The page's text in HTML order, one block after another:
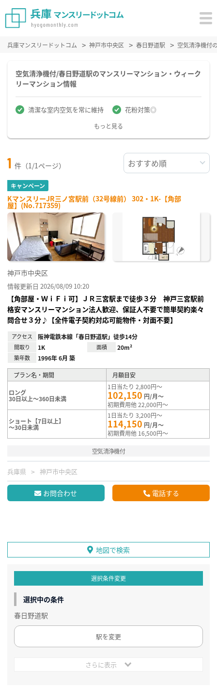
兵庫マンスリードットコム 神戸市中央区 春日野道駅 空気清浄機付
空気清浄機付/春日野道駅のマンスリーマンション・ウィーク
リーマンション情報
清潔な室内空気を常に維持 花粉対策◎
もっと見る
1 件（1/1ページ）
キャンペーン
KマンスリーJR三ノ宮駅前（32号線前） 302・1K-【角部
屋】(No.717359)
神戸市中央区
情報更新日 2026/08/09 10:20
【角部屋・ＷｉＦｉ可】ＪＲ三宮駅まで徒歩３分 神戸三宮駅前
格安マンスリーマンション法人歓迎、保証人不要で簡単契約楽々
問合せ３分♪【全件電子契約対応可能物件・対面不要】
アクセス 阪神電鉄本線「春日野道駅」徒歩14分
間取り 1K 面積 20m²
築年数 1996年 6月 築
プラン名・期間 月額目安
ロング
30日以上～360日未満
1日当たり 2,800円～
102,150 円/月～
初期費用他 22,000円～
ショート【7日以上】
～30日未満
1日当たり 3,200円～
114,150 円/月～
初期費用他 16,500円～
空気清浄機付
兵庫県 神戸市中央区
お問合わせ 電話する
地図で検索
選択条件変更
選択中の条件
春日野道駅
駅を変更
さらに表示